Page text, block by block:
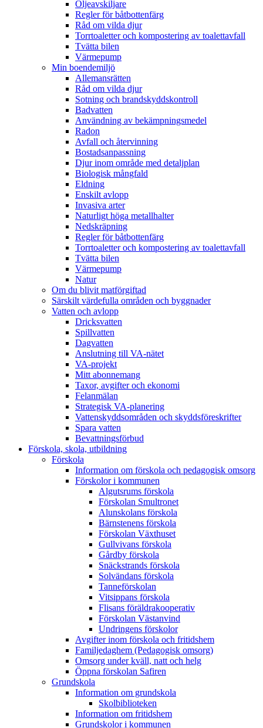
Oljeavskiljare
Regler för båtbottenfärg
Råd om vilda djur
Torrtoaletter och kompostering av toalettavfall
Tvätta bilen
Värmepump
Min boendemiljö
Allemansrätten
Råd om vilda djur
Sotning och brandskyddskontroll
Badvatten
Användning av bekämpningsmedel
Radon
Avfall och återvinning
Bostadsanpassning
Djur inom område med detaljplan
Biologisk mångfald
Eldning
Enskilt avlopp
Invasiva arter
Naturligt höga metallhalter
Nedskräpning
Regler för båtbottenfärg
Torrtoaletter och kompostering av toalettavfall
Tvätta bilen
Värmepump
Natur
Om du blivit matförgiftad
Särskilt värdefulla områden och byggnader
Vatten och avlopp
Dricksvatten
Spillvatten
Dagvatten
Anslutning till VA-nätet
VA-projekt
Mitt abonnemang
Taxor, avgifter och ekonomi
Felanmälan
Strategisk VA-planering
Vattenskyddsområden och skyddsföreskrifter
Spara vatten
Bevattningsförbud
Förskola, skola, utbildning
Förskola
Information om förskola och pedagogisk omsorg
Förskolor i kommunen
Algutsrums förskola
Förskolan Smultronet
Alunskolans förskola
Bärnstenens förskola
Förskolan Växthuset
Gullvivans förskola
Gårdby förskola
Snäckstrands förskola
Solvändans förskola
Tanneförskolan
Vitsippans förskola
Flisans föräldrakooperativ
Förskolan Västanvind
Undringens förskolor
Avgifter inom förskola och fritidshem
Familjedaghem (Pedagogisk omsorg)
Omsorg under kväll, natt och helg
Öppna förskolan Safiren
Grundskola
Information om grundskola
Skolbiblioteken
Information om fritidshem
Grundskolor i kommunen